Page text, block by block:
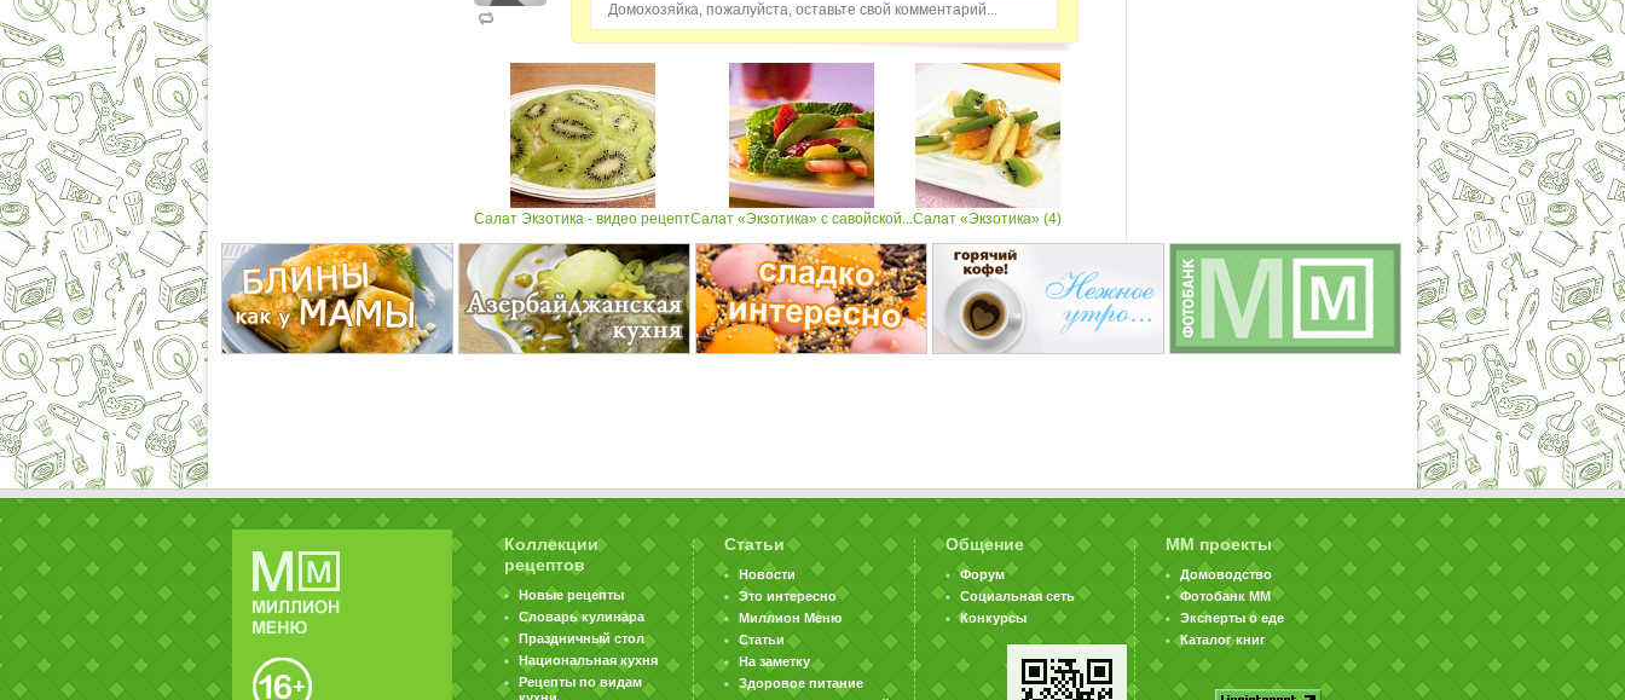
Домохозяйка, пожалуйста, оставьте свой комментарий...
Салат Экзотика - видео рецептСалат «Экзотика» с савойской...Салат «Экзотика» (4)
Коллекции
рецептов
Новые рецепты
Словарь кулинара
Праздничный стол
Национальная кухня
Рецепты по видам
Статьи
Новости
Это интересно
Миллион Меню
Статьи
На заметку
Здоровое питание
Общение
Форум
Социальная сеть
Конкурсы
ММ проекты
Домоводство
Фотобанк ММ
Эксперты о еде
Каталог книг